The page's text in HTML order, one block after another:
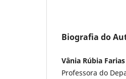
Biografia do
Vânia Rúbia
Professora do